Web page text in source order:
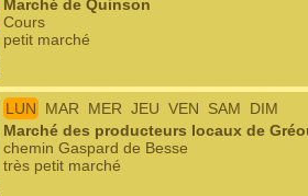
Marché de Quinson
Cours
petit marché
LUN MAR MER JEU VEN SAM
DIM
Marché des producteurs locaux de
chemin Gaspard de Besse
très petit marché